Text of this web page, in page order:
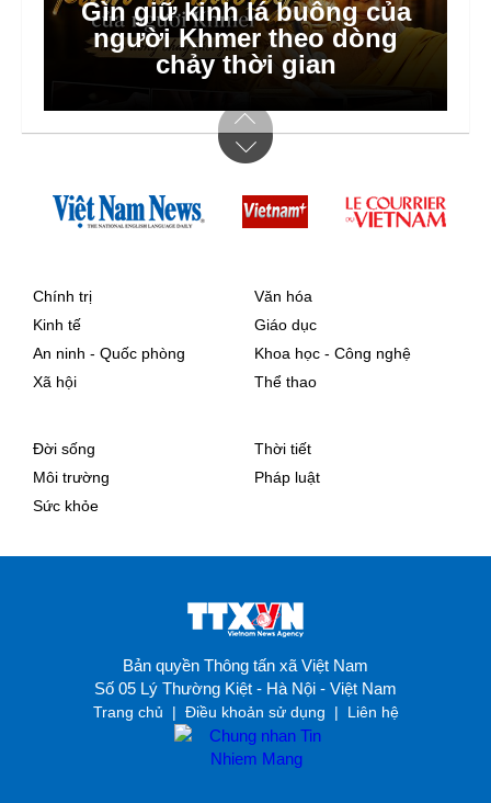
Hà Nội dồn lực triển khai xã,
phường xã hội chủ nghĩa
Chính trị
Kinh tế
An ninh - Quốc phòng
Xã hội
Văn hóa
Giáo dục
Khoa học - Công nghệ
Thể thao
Đời sống
Môi trường
Sức khỏe
Thời tiết
Pháp luật
Bản quyền Thông tấn xã Việt Nam
Số 05 Lý Thường Kiệt - Hà Nội - Việt Nam
Trang chủ | Điều khoản sử dụng | Liên hệ